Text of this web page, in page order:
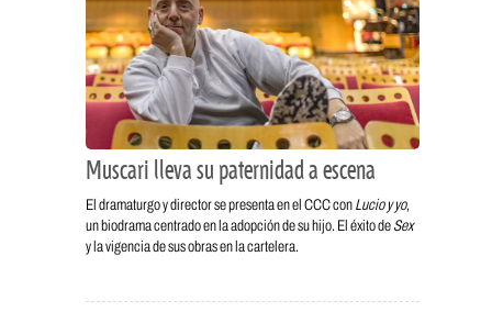
Muscari lleva su paternidad a escena
El dramaturgo y director se presenta en el CCC con Lucio y yo,
un biodrama centrado en la adopción de su hijo. El éxito de Sex
y la vigencia de sus obras en la cartelera.